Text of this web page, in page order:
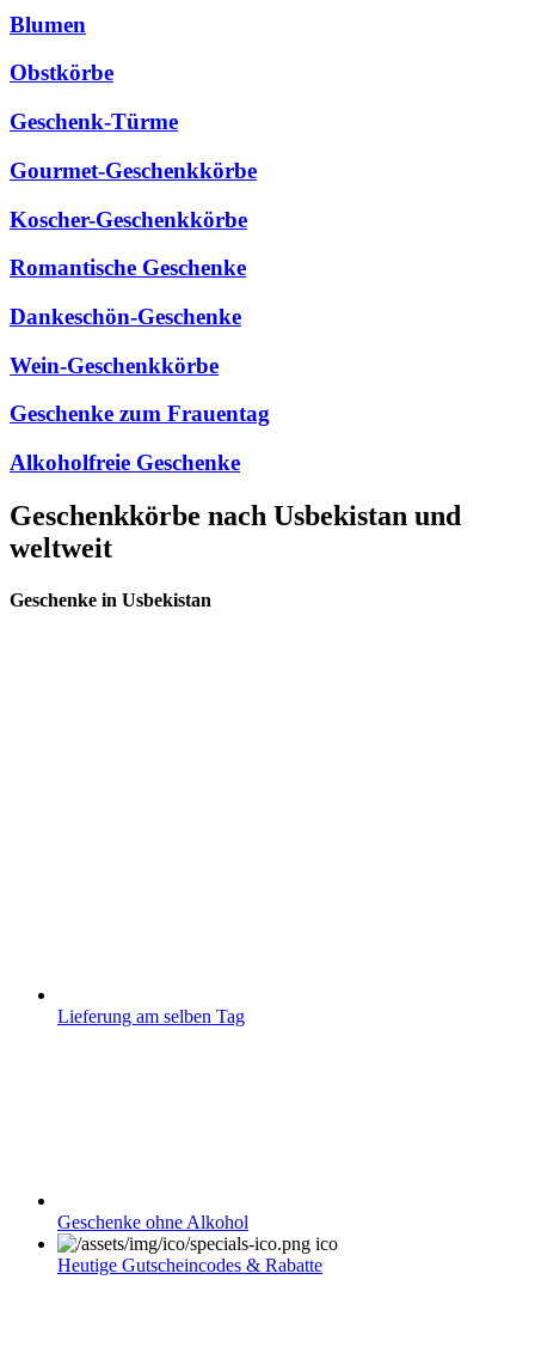
Blumen
Obstkörbe
Geschenk-Türme
Gourmet-Geschenkkörbe
Koscher-Geschenkkörbe
Romantische Geschenke
Dankeschön-Geschenke
Wein-Geschenkkörbe
Geschenke zum Frauentag
Alkoholfreie Geschenke
Geschenkkörbe nach Usbekistan und
weltweit
Geschenke in Usbekistan
Lieferung am selben Tag
Geschenke ohne Alkohol
Heutige Gutscheincodes & Rabatte